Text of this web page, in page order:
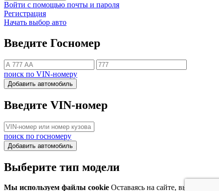
Войти с помощью почты и пароля
Регистрация
Начать выбор авто
Введите Госномер
поиск по VIN-номеру
Добавить автомобиль
Введите VIN-номер
поиск по госномеру
Добавить автомобиль
Выберите тип модели
Мы используем файлы cookie Оставаясь на сайте, вы